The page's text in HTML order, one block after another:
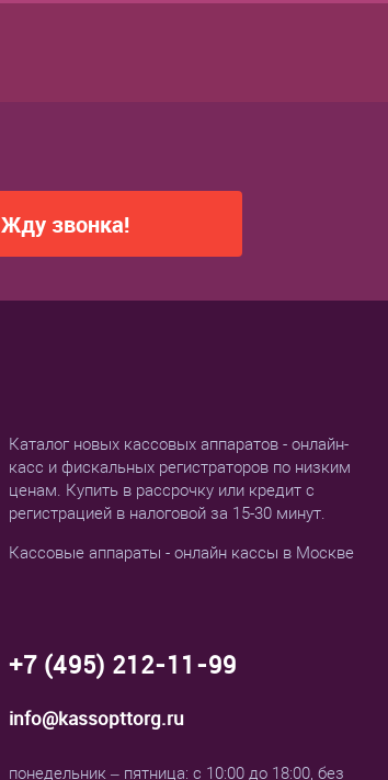
Жду звонка!
Каталог новых кассовых аппаратов - онлайн-
касс и фискальных регистраторов по низким
ценам. Купить в рассрочку или кредит с
регистрацией в налоговой за 15-30 минут.
Кассовые аппараты - онлайн кассы в Москве
+7 (495) 212-11-99
info@kassopttorg.ru
понедельник – пятница: с 10:00 до 18:00, без